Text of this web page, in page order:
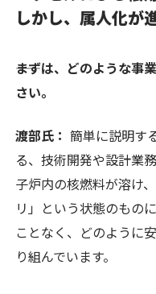
しかし、属人化が
――まずは、どのような
さい。
渡部氏： 簡単に説明す
る、技術開発や設計業
子炉内の核燃料が溶け
リ」という状態のもの
ことなく、どのように
り組んでいます。